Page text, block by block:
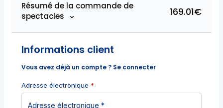
Résumé de la commande de
spectacles
169.01€
Informations client
Vous avez déjà un compte ? Se connecter
Adresse électronique *